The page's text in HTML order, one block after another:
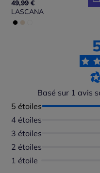
49,99 €
LASCANA
Basé sur 1 avis
5 étoiles
4 étoiles
3 étoiles
2 étoiles
1 étoile